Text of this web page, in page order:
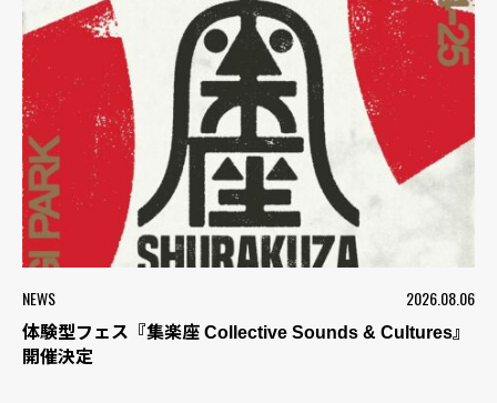
NEWS 2026.08.06
体験型フェス『集楽座 Collective Sounds & Cultures』
開催決定